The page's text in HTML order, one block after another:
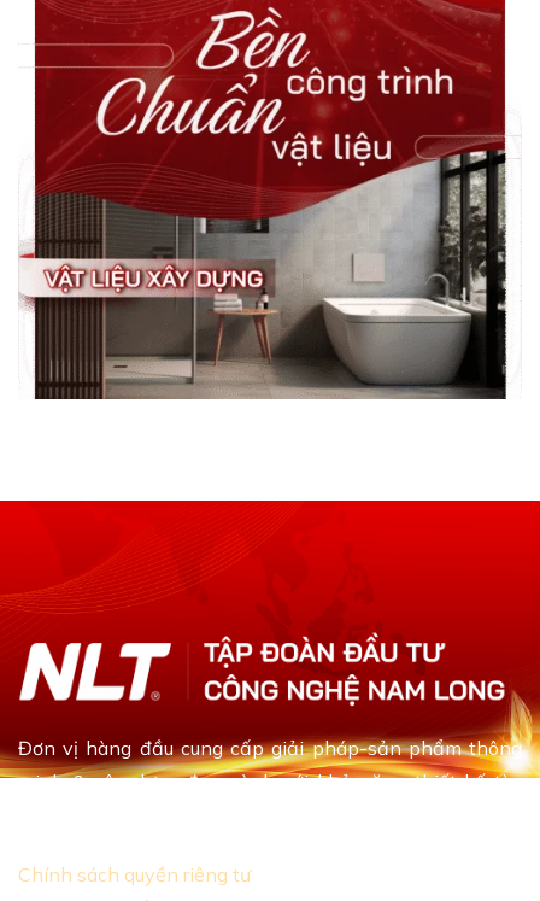
Đơn vị hàng đầu cung cấp giải pháp-sản phẩm thông
minh & xây dựng đa ngành với khả năng thiết kế tùy
Chính sách quyền riêng tư